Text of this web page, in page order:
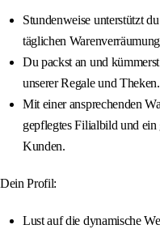
Stundenweise unterstützt
täglichen
Du packst an und
unserer Regale und Theken.
Mit einer ansprechenden
gepflegtes Filialbild und
Kunden.
Dein Profil:
Lust auf die dynamische